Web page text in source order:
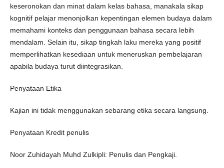
keseronokan dan minat dalam kelas bahasa, manakala sikap
kognitif pelajar menonjolkan kepentingan elemen budaya dalam
memahami konteks dan penggunaan bahasa secara lebih
mendalam. Selain itu, sikap tingkah laku mereka yang positif
memperlihatkan kesediaan untuk meneruskan pembelajaran
apabila budaya turut diintegrasikan.
Penyataan Etika
Kajian ini tidak menggunakan sebarang etika secara langsung.
Penyataan Kredit penulis
Noor Zuhidayah Muhd Zulkipli: Penulis dan Pengkaji.